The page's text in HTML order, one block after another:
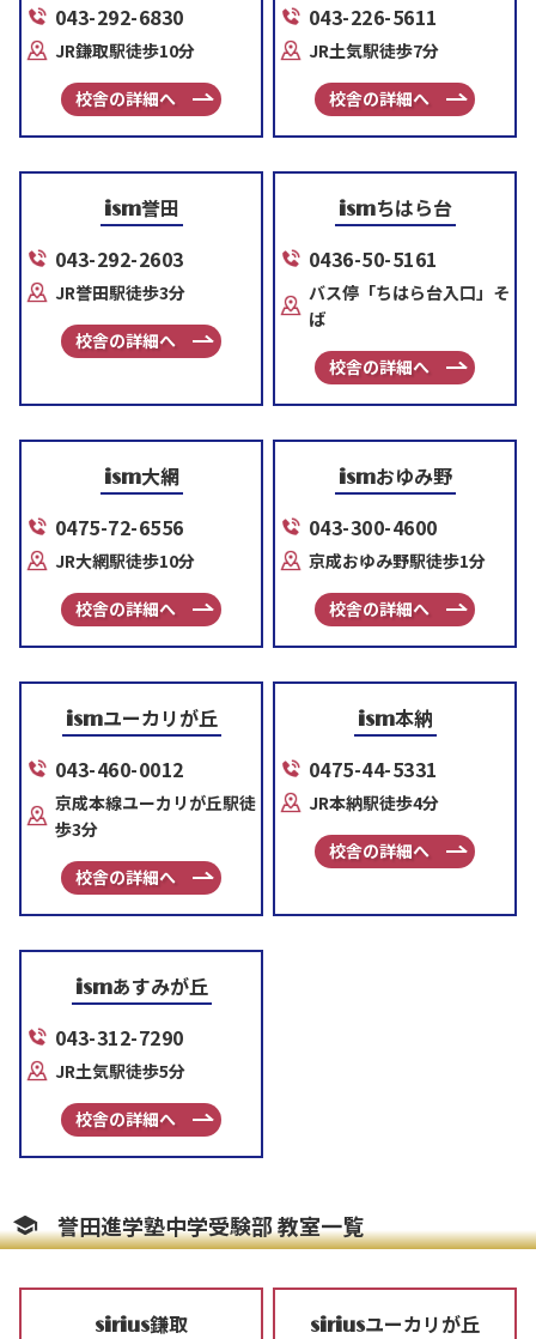
043-292-6830
JR鎌取駅徒歩10分
校舎の詳細へ
043-226-5611
JR土気駅徒歩7分
校舎の詳細へ
ism誉田
043-292-2603
JR誉田駅徒歩3分
校舎の詳細へ
ismちはら台
0436-50-5161
バス停「ちはら台入口」そ
ば
校舎の詳細へ
ism大網
0475-72-6556
JR大網駅徒歩10分
校舎の詳細へ
ismおゆみ野
043-300-4600
京成おゆみ野駅徒歩1分
校舎の詳細へ
ismユーカリが丘
043-460-0012
京成本線ユーカリが丘駅徒
歩3分
校舎の詳細へ
ism本納
0475-44-5331
JR本納駅徒歩4分
校舎の詳細へ
ismあすみが丘
043-312-7290
JR土気駅徒歩5分
校舎の詳細へ
誉田進学塾中学受験部 教室一覧
sirius鎌取
siriusユーカリが丘